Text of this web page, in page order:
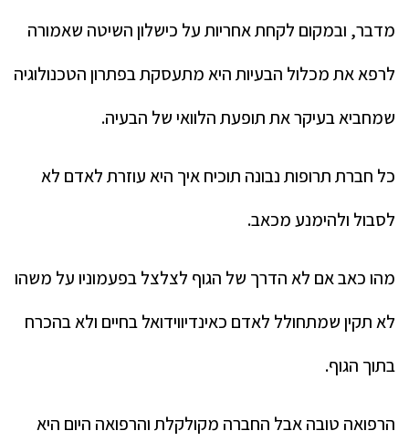
מדבר, ובמקום לקחת אחריות על כישלון השיטה שאמורה
לרפא את מכלול הבעיות היא מתעסקת בפתרון הטכנולוגיה
שמחביא בעיקר את תופעת הלוואי של הבעיה.
כל חברת תרופות נבונה תוכיח איך היא עוזרת לאדם לא
לסבול ולהימנע מכאב.
מהו כאב אם לא הדרך של הגוף לצלצל בפעמוניו על משהו
לא תקין שמתחולל לאדם כאינדיווידואל בחיים ולא בהכרח
בתוך הגוף.
הרפואה טובה אבל החברה מקולקלת והרפואה היום היא